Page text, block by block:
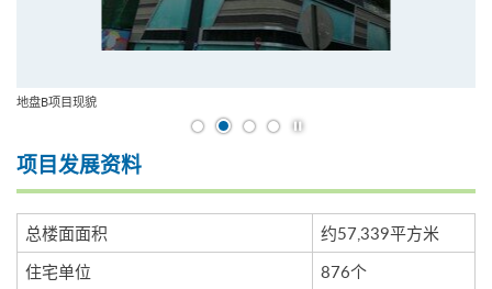
地盘B项目现貌
项目发展资料
总楼面面积
约57,339平方米
住宅单位
876个